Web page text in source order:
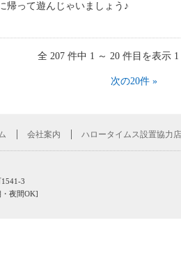
帰って遊んじゃいましょう♪
全 207 件中 1 ～ 20 件目を表示 1
次の20件 »
会社案内 ハロータイムス設置協力店
3
夜間OK]